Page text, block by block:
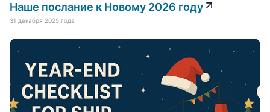
Наше послание к Новому 2026 году
31 декабря 2025 года